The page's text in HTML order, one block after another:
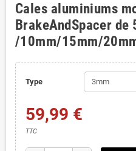
Cales aluminiums
BrakeAndSpacer de
/10mm/15mm/
Type
59,99 €
TTC